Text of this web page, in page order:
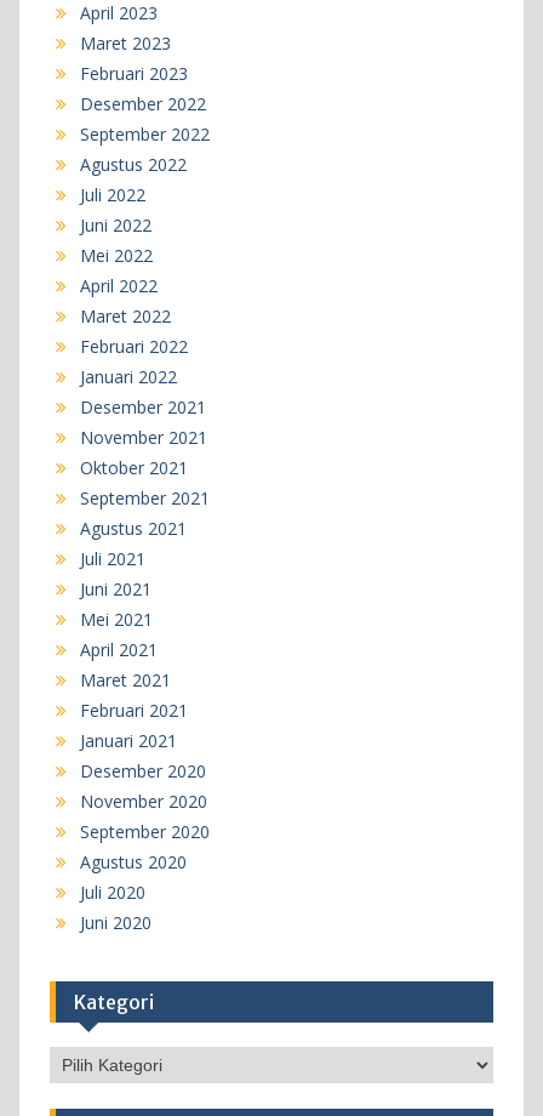
April 2023
Maret 2023
Februari 2023
Desember 2022
September 2022
Agustus 2022
Juli 2022
Juni 2022
Mei 2022
April 2022
Maret 2022
Februari 2022
Januari 2022
Desember 2021
November 2021
Oktober 2021
September 2021
Agustus 2021
Juli 2021
Juni 2021
Mei 2021
April 2021
Maret 2021
Februari 2021
Januari 2021
Desember 2020
November 2020
September 2020
Agustus 2020
Juli 2020
Juni 2020
Kategori
Kategori